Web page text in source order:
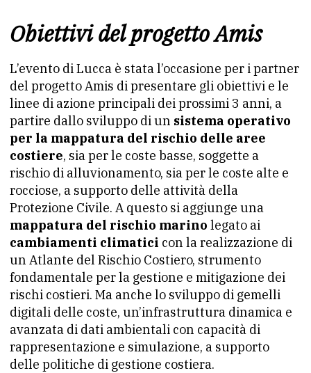
Obiettivi del progetto Amis
L’evento di Lucca è stata l’occasione per i partner
del progetto Amis di presentare gli obiettivi e le
linee di azione principali dei prossimi 3 anni, a
partire dallo sviluppo di un sistema operativo
per la mappatura del rischio delle aree
costiere, sia per le coste basse, soggette a
rischio di alluvionamento, sia per le coste alte e
rocciose, a supporto delle attività della
Protezione Civile. A questo si aggiunge una
mappatura del rischio marino legato ai
cambiamenti climatici con la realizzazione di
un Atlante del Rischio Costiero, strumento
fondamentale per la gestione e mitigazione dei
rischi costieri. Ma anche lo sviluppo di gemelli
digitali delle coste, un’infrastruttura dinamica e
avanzata di dati ambientali con capacità di
rappresentazione e simulazione, a supporto
delle politiche di gestione costiera.